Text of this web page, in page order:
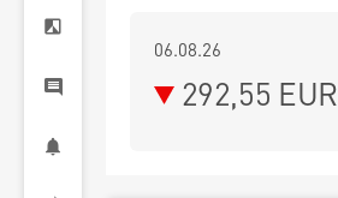
06.08.26
292,55 EUR